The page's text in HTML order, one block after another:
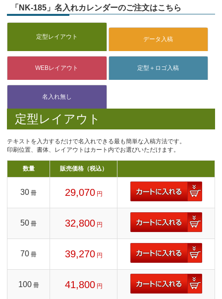
「NK-185」名入れカレンダーのご注文はこちら
定型レイアウト
テキストを入力するだけで名入れできる最も簡単な入稿方法です。
印刷位置、書体、レイアウトはカート内でお選びいただけます。
数量 販売価格（税込）
30 冊 29,070 円
50 冊 32,800 円
70 冊 39,270 円
100 冊 41,800 円